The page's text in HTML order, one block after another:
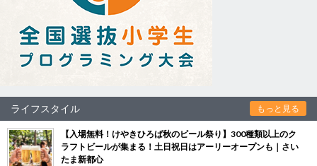
ライフスタイル もっと見る
【入場無料！けやきひろば秋のビール祭り】300種類以上のク
ラフトビールが集まる！土日祝日はアーリーオープンも｜さい
たま新都心